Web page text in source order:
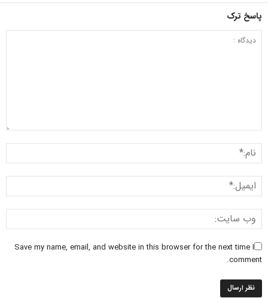
پاسخ ترک
Save my name, email, and website in this browser for the next time I
comment.